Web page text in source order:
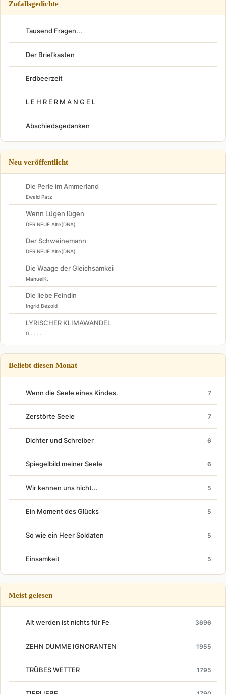
Zufallsgedichte
Tausend Fragen...
Der Briefkasten
Erdbeerzeit
L E H R E R M A N G E L
Abschiedsgedanken
Neu veröffentlicht
Die Perle im Ammerland
Ewald Patz
Wenn Lügen lügen
DER NEUE Alte(DNA)
Der Schweinemann
DER NEUE Alte(DNA)
Die Waage der Gleichsamkei
ManuelK.
Die liebe Feindin
Ingrid Bezold
LYRISCHER KLIMAWANDEL
G . . . .
Beliebt diesen Monat
Wenn die Seele eines Kindes. 7
Zerstörte Seele 7
Dichter und Schreiber 6
Spiegelbild meiner Seele 6
Wir kennen uns nicht... 5
Ein Moment des Glücks 5
So wie ein Heer Soldaten 5
Einsamkeit 5
Meist gelesen
Alt werden ist nichts für Fe 3696
ZEHN DUMME IGNORANTEN 1955
TRÜBES WETTER 1795